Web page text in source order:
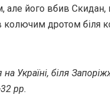
але його вбив Скидан,
дротом біля
на Україні, біля
pp.